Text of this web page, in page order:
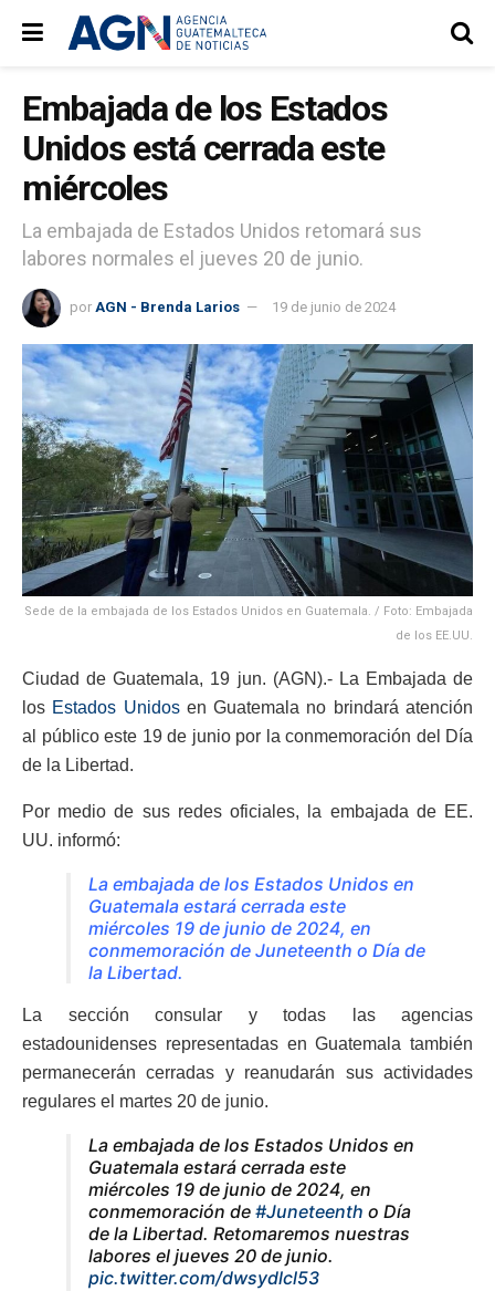
Embajada de los Estados
Unidos está cerrada este
miércoles
La embajada de Estados Unidos retomará sus
labores normales el jueves 20 de junio.
por AGN - Brenda Larios 19 de junio de 2024
Sede de la embajada de los Estados Unidos en Guatemala. / Foto: Embajada
de los EE.UU.
Ciudad de Guatemala, 19 jun. (AGN).- La Embajada de
los Estados Unidosen Guatemala no brindará atención
al público este 19 de junio por la conmemoración del Día
de la Libertad.
Por medio de sus redes oficiales, la embajada de EE.
UU. informó:
La embajada de los Estados Unidos en
Guatemala estará cerrada este
miércoles 19 de junio de 2024, en
conmemoración de Juneteenth o Día de
la Libertad.
La sección consular y todas las agencias
estadounidenses representadas en Guatemala también
permanecerán cerradas y reanudarán sus actividades
regulares el martes 20 de junio.
La embajada de los Estados Unidos en
Guatemala estará cerrada este
miércoles 19 de junio de 2024, en
conmemoración de #Juneteenth o Día
de la Libertad. Retomaremos nuestras
labores el jueves 20 de junio.
pic.twitter.com/dwsydlcl53